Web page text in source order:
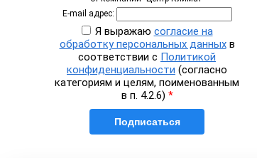
E-mail адрес:
Я выражаю согласие на
обработку персональных данныхв
соответствии с Политикой
конфиденциальности (согласно
категориям и целям, поименованным
в п. 4.2.6) *